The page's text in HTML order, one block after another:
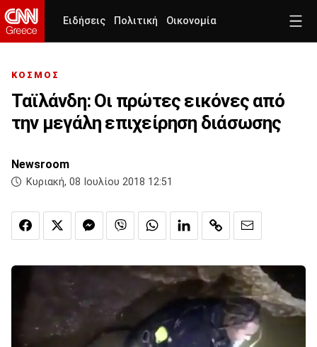
Ειδήσεις Πολιτική Οικονομία
ΚΟΣΜΟΣ
Ταϊλάνδη: Οι πρώτες εικόνες από
την μεγάλη επιχείρηση διάσωσης
Newsroom
Κυριακή, 08 Ιουλίου 2018 12:51